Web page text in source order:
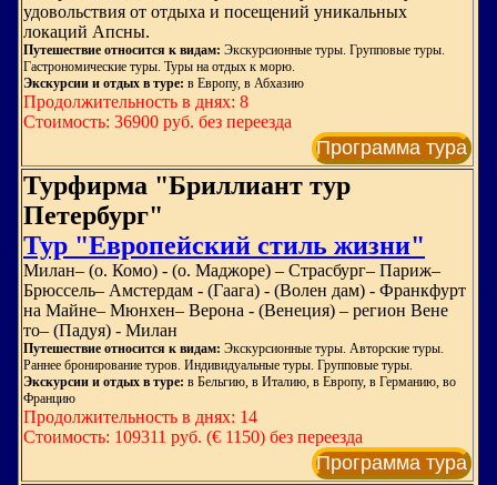
удовольствия от отдыха и посещений уникальных
локаций Апсны.
Путешествие относится к видам: Экскурсионные туры. Групповые туры.
Гастрономические туры. Туры на отдых к морю.
Экскурсии и отдых в туре: в Европу, в Абхазию
Продолжительность в днях: 8
Стоимость: 36900 руб. без переезда
Программа тура
Турфирма "Бриллиант тур
Петербург"
Тур "Европейский стиль жизни"
Милан– (о. Комо) - (о. Маджоре) – Страсбург– Париж–
Брюссель– Амстердам - (Гаага) - (Волен дам) - Франкфурт
на Майне– Мюнхен– Верона - (Венеция) – регион Вене
то– (Падуя) - Милан
Путешествие относится к видам: Экскурсионные туры. Авторские туры.
Раннее бронирование туров. Индивидуальные туры. Групповые туры.
Экскурсии и отдых в туре: в Бельгию, в Италию, в Европу, в Германию, во
Францию
Продолжительность в днях: 14
Стоимость: 109311 руб. (€ 1150) без переезда
Программа тура